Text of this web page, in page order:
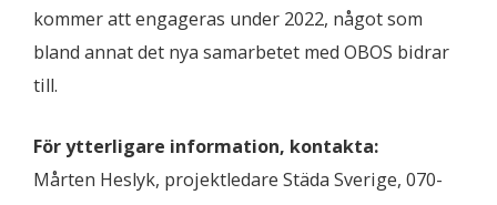
kommer att engageras under 2022, något som
bland annat det nya samarbetet med OBOS bidrar
till.
För ytterligare information, kontakta:
Mårten Heslyk, projektledare Städa Sverige, 070-